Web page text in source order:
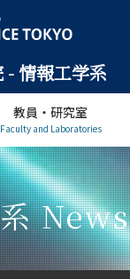
- 情報工学系
教員・研究室
Faculty and Laboratories
News